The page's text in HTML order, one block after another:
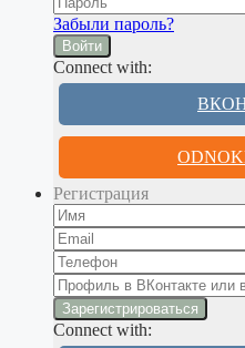
Забыли пароль?
Войти
Connect with:
Регистрация
Connect with: